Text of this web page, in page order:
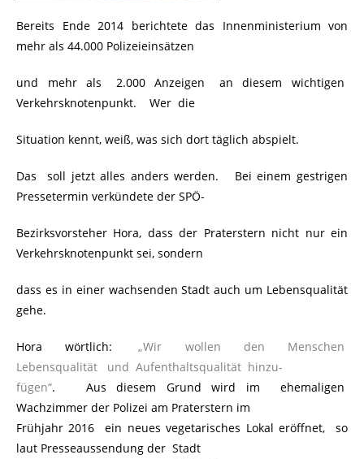
Bereits Ende 2014 berichtete das Innenministerium von
mehr als 44.000 Polizeieinsätzen
und mehr als 2.000 Anzeigen an diesem wichtigen
Verkehrsknotenpunkt. Wer die
Situation kennt, weiß, was sich dort täglich abspielt.
Das soll jetzt alles anders werden. Bei einem gestrigen
Pressetermin verkündete der SPÖ-
Bezirksvorsteher Hora, dass der Praterstern nicht nur ein
Verkehrsknotenpunkt sei, sondern
dass es in einer wachsenden Stadt auch um Lebensqualität
gehe.
Hora wörtlich:
„Wir wollen den Menschen
Lebensqualität und Aufenthaltsqualität hinzu-
fügen“. Aus diesem Grund wird im ehemaligen
Wachzimmer der Polizei am Praterstern im
Frühjahr 2016 ein neues vegetarisches Lokal eröffnet, so
laut Presseaussendung der Stadt